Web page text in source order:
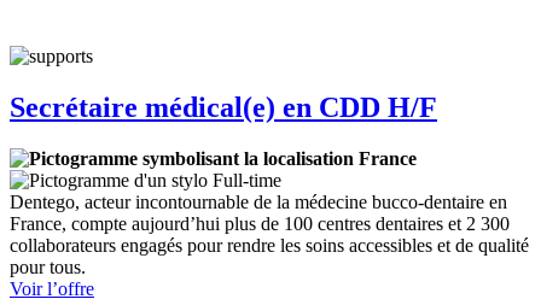
Secrétaire médical(e) en CDD H/F
France
Full-time
Dentego, acteur incontournable de la médecine bucco-dentaire en
France, compte aujourd’hui plus de 100 centres dentaires et 2 300
collaborateurs engagés pour rendre les soins accessibles et de qualité
pour tous.
Voir l’offre: